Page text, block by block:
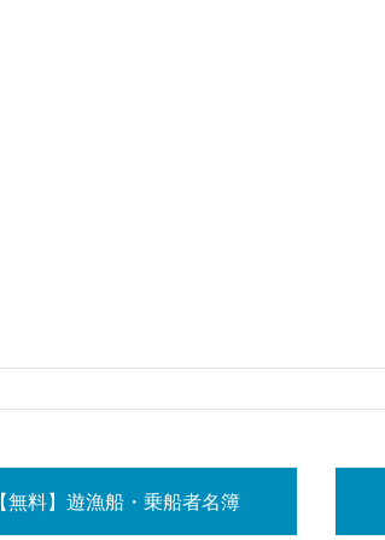
【無料】遊漁船・乗船者名簿